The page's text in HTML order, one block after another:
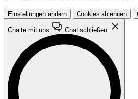
Einstellungen ändern Cookies ablehnen
Chatte mit uns Chat schließen